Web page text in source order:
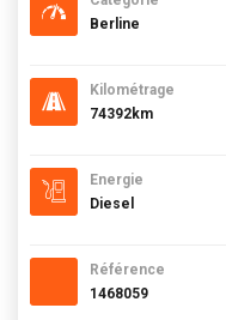
Berline
Kilométrage
74392km
Energie
Diesel
Référence
1468059